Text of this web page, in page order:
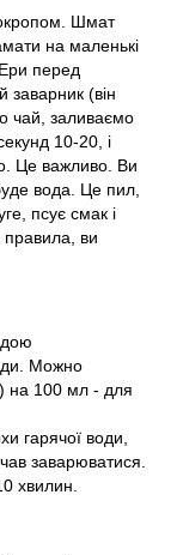
Шмат
на маленькі
перед
заварник (він
чай, заливаємо
10-20, і
Це важливо. Ви
вода. Це пил,
псує смак і
ви
Можно
на 100 мл - для
гарячої води,
заварюватися.
хвилин.